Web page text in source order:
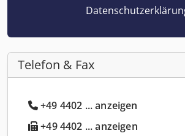
Telefon & Fax
+49 4402 ... anzeigen
+49 4402 ... anzeigen